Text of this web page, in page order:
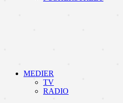
MEDIER
TV
RADIO